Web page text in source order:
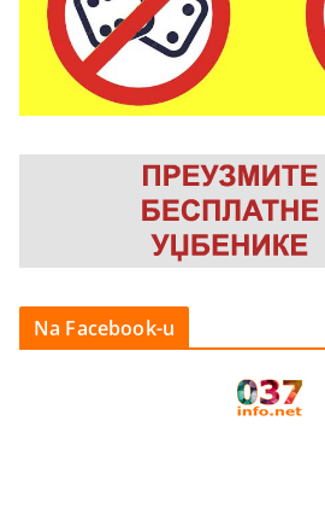
Na Facebook-u